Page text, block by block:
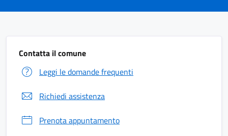
Contatta il comune
Leggi le domande frequenti
Richiedi assistenza
Prenota appuntamento